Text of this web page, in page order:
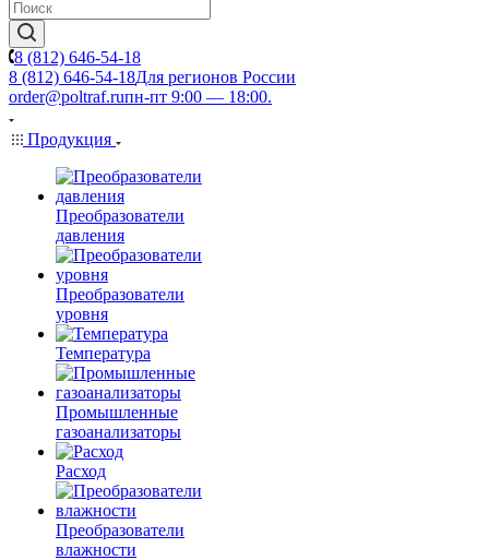
8 (812) 646-54-18
8 (812) 646-54-18Для регионов России
order@poltraf.ruпн-пт 9:00 — 18:00.
Продукция
Преобразователи
давления
Преобразователи
уровня
Температура
Промышленные
газоанализаторы
Расход
Преобразователи
влажности